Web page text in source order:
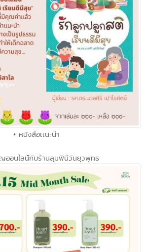
• หนังสือเเนะนำ
ออนไลน์กับร้านลุมพินีวันยุวพุทธ